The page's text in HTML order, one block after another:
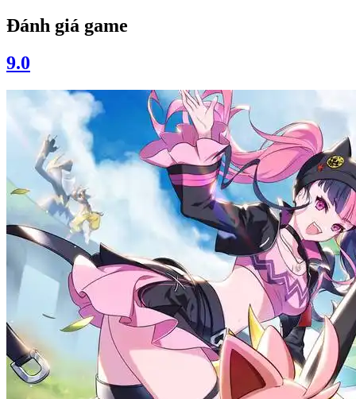
Đánh giá game
9.0